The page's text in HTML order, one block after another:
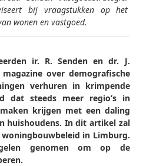
bij vraagstukken op het
wonen en vastgoed.
ir. R. Senden en dr. J.
over demografische
verhuren in krimpende
dat steeds meer regio’s in
krijgen met een daling
huishoudens. In dit artikel zal
in Limburg.
genomen om op de